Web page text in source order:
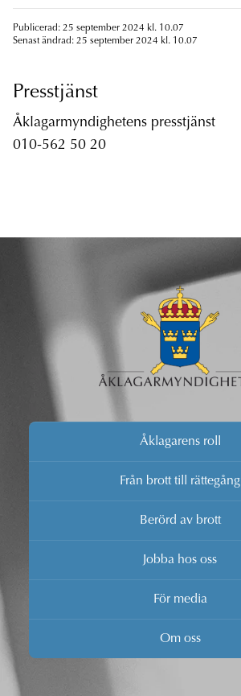
Publicerad: 25 september 2024 kl. 10.07
Senast ändrad: 25 september 2024 kl. 10.07
Presstjänst
Åklagarmyndighetens presstjänst
010-562 50 20
Åklagarens roll
Från brott till rättegång
Berörd av brott
Jobba hos oss
För media
Om oss